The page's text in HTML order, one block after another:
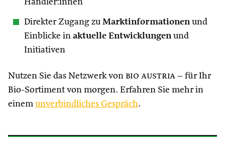
Händler:innen
Direkter Zugang zuMarktinformationenund
Einblicke in aktuelle Entwicklungenund
Initiativen
Nutzen Sie das Netzwerk von bio austria – für Ihr
Bio-Sortiment von morgen. Erfahren Sie mehr in
einem unverbindliches Gespräch.